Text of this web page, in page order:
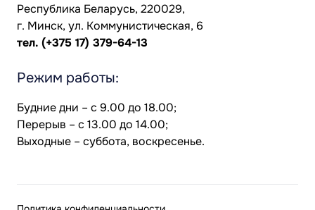
Республика Беларусь, 220029,
г. Минск, ул. Коммунистическая, 6
тел. (+375 17) 379-64-13
Режим работы:
Будние дни – с 9.00 до 18.00;
Перерыв – с 13.00 до 14.00;
Выходные – суббота, воскресенье.